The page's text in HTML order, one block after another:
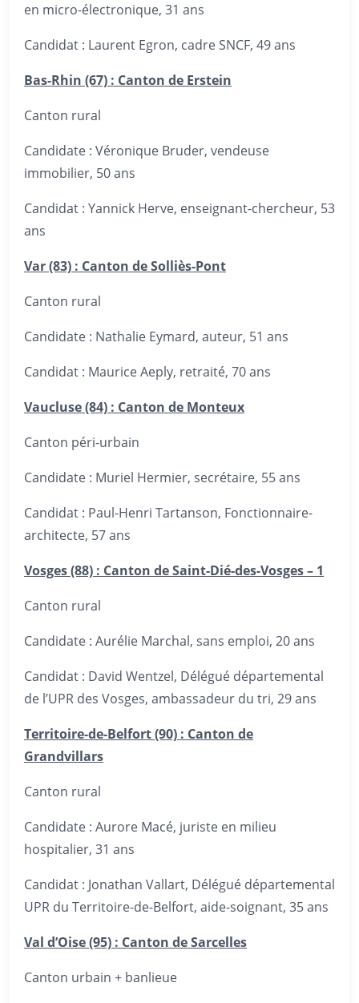
en micro-électronique, 31 ans
Candidat : Laurent Egron, cadre SNCF, 49 ans
Bas-Rhin (67) : Canton de Erstein
Canton rural
Candidate : Véronique Bruder, vendeuse
immobilier, 50 ans
Candidat : Yannick Herve, enseignant-chercheur, 53
ans
Var (83) : Canton de Solliès-Pont
Canton rural
Candidate : Nathalie Eymard, auteur, 51 ans
Candidat : Maurice Aeply, retraité, 70 ans
Vaucluse (84) : Canton de Monteux
Canton péri-urbain
Candidate : Muriel Hermier, secrétaire, 55 ans
Candidat : Paul-Henri Tartanson, Fonctionnaire-
architecte, 57 ans
Vosges (88) : Canton de Saint-Dié-des-Vosges – 1
Canton rural
Candidate : Aurélie Marchal, sans emploi, 20 ans
Candidat : David Wentzel, Délégué départemental
de l’UPR des Vosges, ambassadeur du tri, 29 ans
Territoire-de-Belfort (90) : Canton de
Grandvillars
Canton rural
Candidate : Aurore Macé, juriste en milieu
hospitalier, 31 ans
Candidat : Jonathan Vallart, Délégué départemental
UPR du Territoire-de-Belfort, aide-soignant, 35 ans
Val d’Oise (95) : Canton de Sarcelles
Canton urbain + banlieue